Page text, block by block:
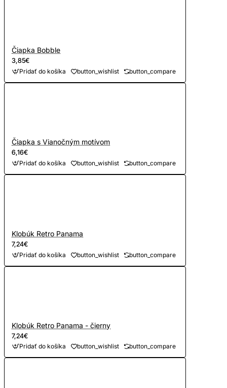
Čiapka Bobble
3,85€
Pridať do košíka button_wishlist button_compare
Čiapka s Vianočným motívom
6,16€
Pridať do košíka button_wishlist button_compare
Klobúk Retro Panama
7,24€
Pridať do košíka button_wishlist button_compare
Klobúk Retro Panama - čierny
7,24€
Pridať do košíka button_wishlist button_compare